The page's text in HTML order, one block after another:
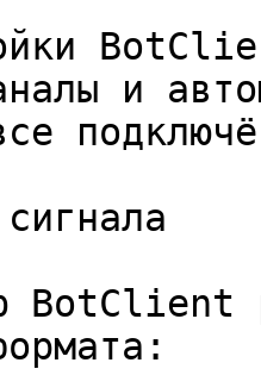
и
BotClient